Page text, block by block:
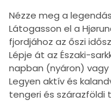
Nézze meg a
Látogasson el a
fjordjához az őszi
Lépje át az Északi-
napban (nyáron)
Legyen aktív és
tengeri és szárazföldi